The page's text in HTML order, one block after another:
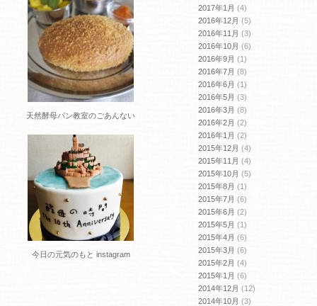
天然酵母パン教室のごあんない
今日の元気のもと instagram
2017年1月 (4)
2016年12月 (5)
2016年11月 (3)
2016年10月 (6)
2016年9月 (1)
2016年7月 (8)
2016年6月 (1)
2016年5月 (3)
2016年3月 (8)
2016年2月 (2)
2016年1月 (2)
2015年12月 (4)
2015年11月 (4)
2015年10月 (5)
2015年8月 (1)
2015年7月 (6)
2015年6月 (2)
2015年5月 (1)
2015年4月 (6)
2015年3月 (6)
2015年2月 (4)
2015年1月 (6)
2014年12月 (12)
2014年10月 (3)